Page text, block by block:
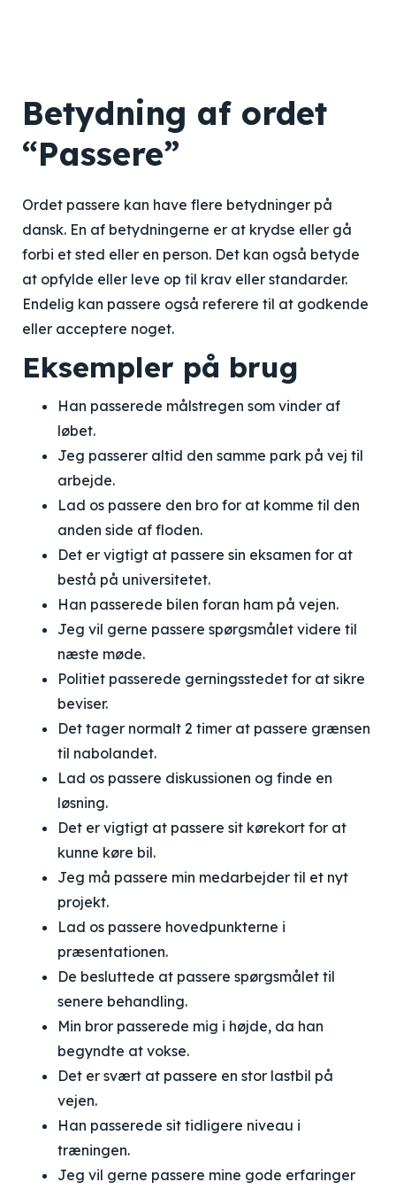
Betydning af ordet
“Passere”
Ordet passere kan have flere betydninger på
dansk. En af betydningerne er at krydse eller gå
forbi et sted eller en person. Det kan også betyde
at opfylde eller leve op til krav eller standarder.
Endelig kan passere også referere til at godkende
eller acceptere noget.
Eksempler på brug
Han passerede målstregen som vinder af
løbet.
Jeg passerer altid den samme park på vej til
arbejde.
Lad os passere den bro for at komme til den
anden side af floden.
Det er vigtigt at passere sin eksamen for at
bestå på universitetet.
Han passerede bilen foran ham på vejen.
Jeg vil gerne passere spørgsmålet videre til
næste møde.
Politiet passerede gerningsstedet for at sikre
beviser.
Det tager normalt 2 timer at passere grænsen
til nabolandet.
Lad os passere diskussionen og finde en
løsning.
Det er vigtigt at passere sit kørekort for at
kunne køre bil.
Jeg må passere min medarbejder til et nyt
projekt.
Lad os passere hovedpunkterne i
præsentationen.
De besluttede at passere spørgsmålet til
senere behandling.
Min bror passerede mig i højde, da han
begyndte at vokse.
Det er svært at passere en stor lastbil på
vejen.
Han passerede sit tidligere niveau i
træningen.
Jeg vil gerne passere mine gode erfaringer